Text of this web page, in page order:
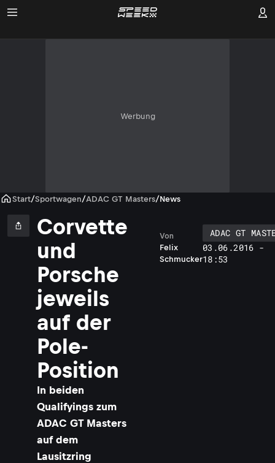
Werbung
Start/Sportwagen/ADAC GT Masters/News
Corvette
und
Porsche
jeweils
auf der
Pole-
Position
In beiden
Qualifyings zum
ADAC GT Masters
auf dem
Lausitzring
Felix
Schmucker
Von
ADAC GT
03.06.2016 -
18:53